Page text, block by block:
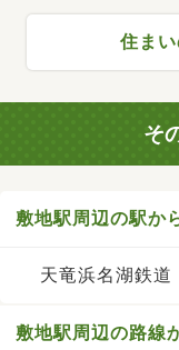
住ま
そ
敷地駅周辺の駅か
天竜浜名湖鉄道
敷地駅周辺の路線